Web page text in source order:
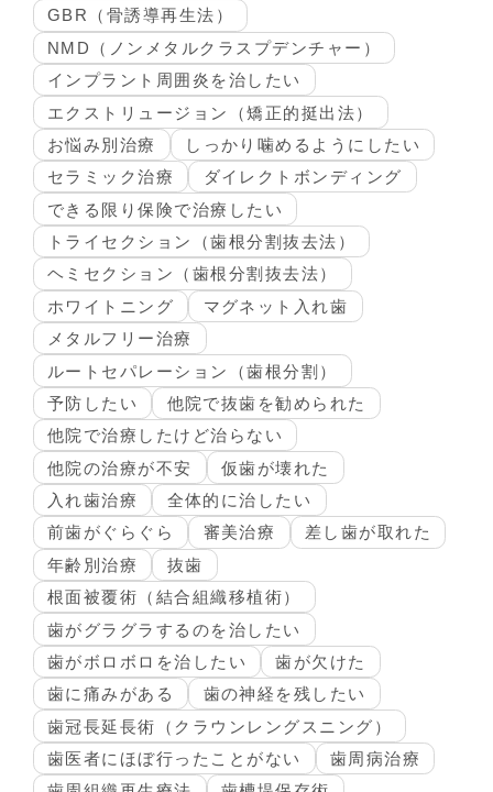
GBR（骨誘導再生法）
NMD（ノンメタルクラスプデンチャー）
インプラント周囲炎を治したい
エクストリュージョン（矯正的挺出法）
お悩み別治療
しっかり噛めるようにしたい
セラミック治療
ダイレクトボンディング
できる限り保険で治療したい
トライセクション（歯根分割抜去法）
ヘミセクション（歯根分割抜去法）
ホワイトニング
マグネット入れ歯
メタルフリー治療
ルートセパレーション（歯根分割）
予防したい
他院で抜歯を勧められた
他院で治療したけど治らない
他院の治療が不安
仮歯が壊れた
入れ歯治療
全体的に治したい
前歯がぐらぐら
審美治療
差し歯が取れた
年齢別治療
抜歯
根面被覆術（結合組織移植術）
歯がグラグラするのを治したい
歯がボロボロを治したい
歯が欠けた
歯に痛みがある
歯の神経を残したい
歯冠長延長術（クラウンレングスニング）
歯医者にほぼ行ったことがない
歯周病治療